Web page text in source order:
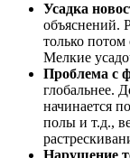
Усадка
объяснений.
только потом
Мелкие
Проблема с
глобальнее.
начинается
полы и т.д.,